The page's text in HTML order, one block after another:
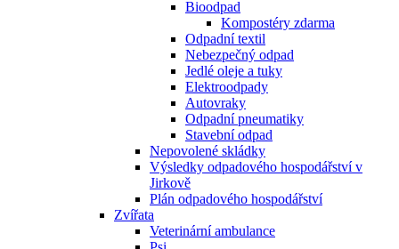
Bioodpad
Kompostéry zdarma
Odpadní textil
Nebezpečný odpad
Jedlé oleje a tuky
Elektroodpady
Autovraky
Odpadní pneumatiky
Stavební odpad
Nepovolené skládky
Výsledky odpadového hospodářství v
Jirkově
Plán odpadového hospodářství
Zvířata
Veterinární ambulance